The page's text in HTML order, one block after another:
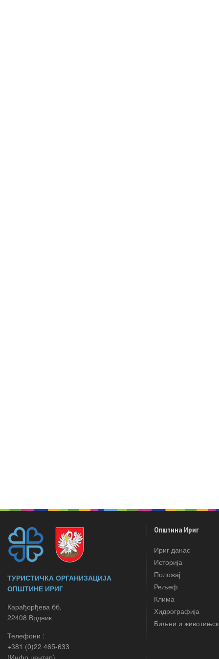
ТУРИСТИЧКА ОРГАНИЗАЦИЈА
ОПШТИНЕ ИРИГ
Карађорђева бб,
22408 Врдник
Телефони :
+381 (0)22 465-633
(Инфо центар)
Општина Ириг
Ириг данас
Историја
Положај
Рељеф
Клима
Хидрографија
Биљни и